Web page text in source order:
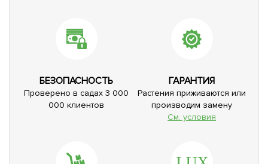
БЕЗОПАСНОСТЬ
Проверено в садах 3 000
000 клиентов
ГАРАНТИЯ
Растения приживаются или
производим замену
См. условия